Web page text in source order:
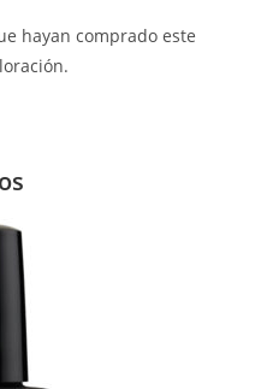
hayan comprado este